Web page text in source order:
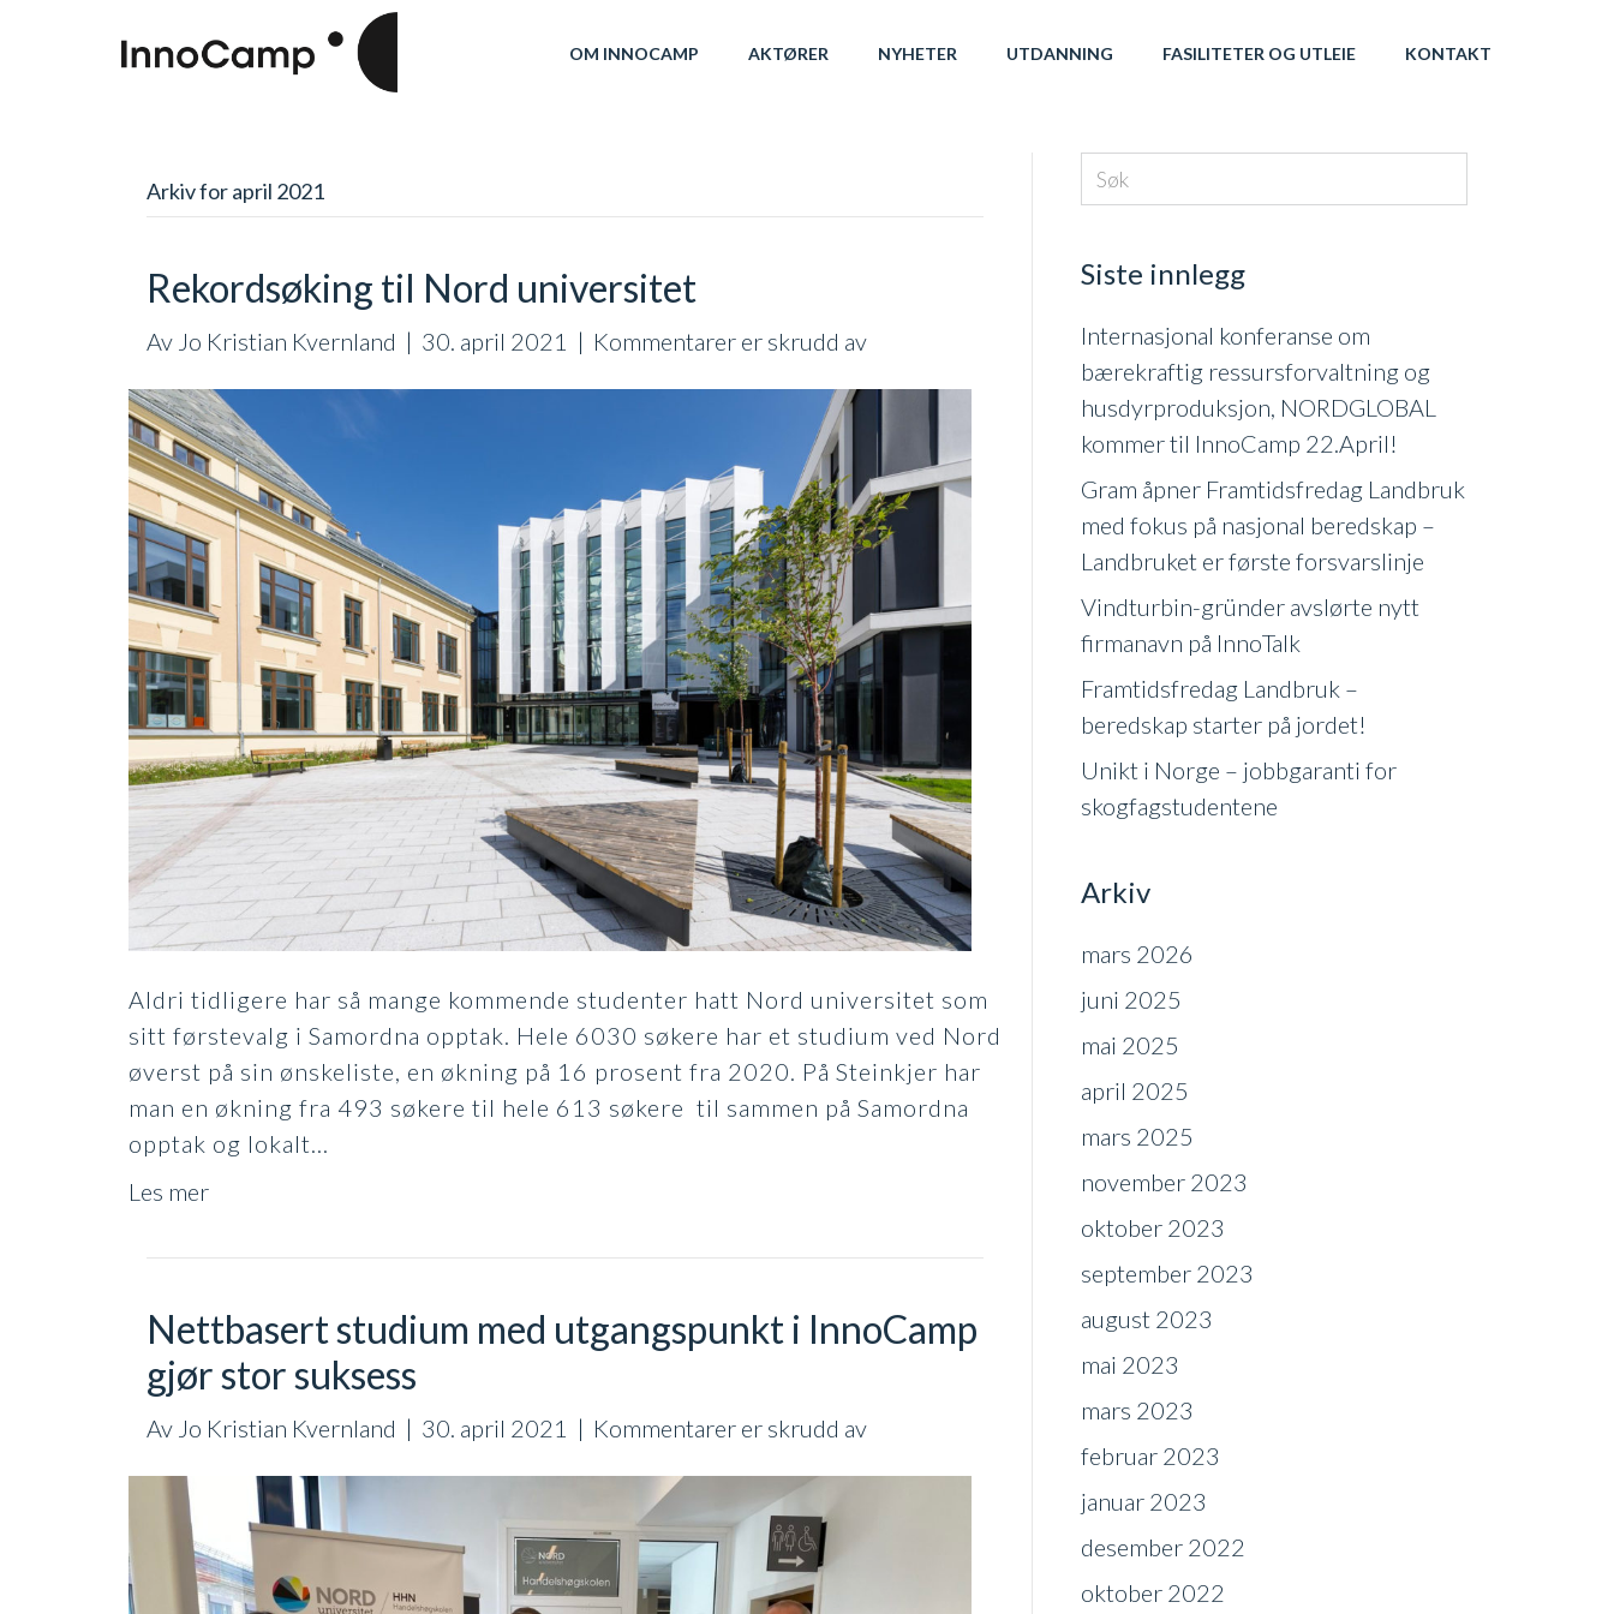
OM INNOCAMP AKTØRER NYHETER UTDANNING FASILITETER OG UTLEIE KONTAKT
Arkiv for april 2021
Rekordsøking til Nord universitet
Av Jo Kristian Kvernland | 30. april 2021 | Kommentarer er skrudd avfor
universitet
Aldri tidligere har så mange kommende studenter hatt Nord universitet som
sitt førstevalg i Samordna opptak. Hele 6030 søkere har et studium ved Nord
øverst på sin ønskeliste, en økning på 16 prosent fra 2020. På Steinkjer har
man en økning fra 493 søkere til hele 613 søkere til sammen på Samordna
opptak og lokalt…
Les mer
Nettbasert studium med utgangspunkt i InnoCamp
gjør stor suksess
Av Jo Kristian Kvernland | 30. april 2021 | Kommentarer er skrudd avfor
Siste innlegg
Internasjonal konferanse om
bærekraftig ressursforvaltning og
husdyrproduksjon, NORDGLOBAL
kommer til InnoCamp 22.April!
Gram åpner Framtidsfredag Landbruk
med fokus på nasjonal beredskap –
Landbruket er første forsvarslinje
Vindturbin-gründer avslørte nytt
firmanavn på InnoTalk
Framtidsfredag Landbruk –
beredskap starter på jordet!
Unikt i Norge – jobbgaranti for
skogfagstudentene
Arkiv
mars 2026
juni 2025
mai 2025
april 2025
mars 2025
november 2023
oktober 2023
september 2023
august 2023
mai 2023
mars 2023
februar 2023
januar 2023
desember 2022
oktober 2022